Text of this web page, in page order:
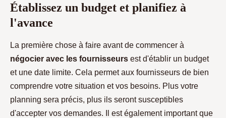
Établissez un budget et planifiez à
l'avance
La première chose à faire avant de commencer à
négocier avec les fournisseurs est d'établir un budget
et une date limite. Cela permet aux fournisseurs de bien
comprendre votre situation et vos besoins. Plus votre
planning sera précis, plus ils seront susceptibles
d'accepter vos demandes. Il est également important que